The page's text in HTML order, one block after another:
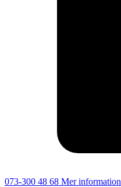
073-300 48 68 Mer information